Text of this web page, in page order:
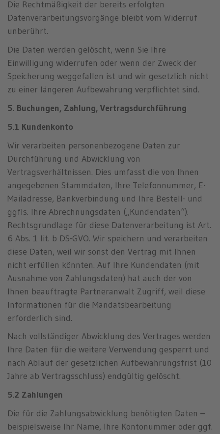
Die Rechtmäßigkeit der bereits erfolgten
Datenverarbeitungsvorgänge bleibt vom Widerruf
unberührt.
Die Daten werden gelöscht, wenn Sie Ihre
Einwilligung widerrufen oder wenn der Zweck der
Speicherung weggefallen ist und wir gesetzlich nicht
zu einer längeren Aufbewahrung verpflichtet sind.
5. Buchungen, Zahlung, Vertragsdurchführung
5.1 Kundenkonto
Wir verarbeiten personenbezogene Daten zur
Durchführung und Abwicklung von
Vertragsverhältnissen. Dies umfasst die von Ihnen
angegebenen Stammdaten, Ihre Telefonnummer, E-
Mailadresse, Bankverbindung und Ihre Bestell- und
ggfls. Ihre Abrechnungsdaten („Kundendaten“).
Rechtsgrundlage für diese Datenverarbeitung ist Art.
6 Abs. 1 lit. b DS-GVO. Wir speichern und verarbeiten
diese Daten, weil wir sonst den Vertrag mit Ihnen
nicht erfüllen könnten. Auf Ihre Kundendaten (mit
Ausnahme von Zahlungsdaten) hat auch der von
Ihnen beauftragte Partneranwalt Zugriff, weil diese
Informationen für die Mandatsbearbeitung
erforderlich sind.
Nach vollständiger Abwicklung des Vertrages werden
Ihre Daten für die weitere Verwendung gesperrt und
nach Ablauf der gesetzlichen Aufbewahrungsfrist (10
Jahre ab Vertragsschluss) endgültig gelöscht.
5.2 Zahlungen
Die für die Zahlungsabwicklung benötigten Daten –
beispielsweise Ihr Name, Ihre Kontonummer oder ggf.